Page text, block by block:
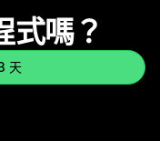
式嗎？
天